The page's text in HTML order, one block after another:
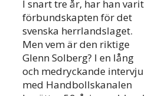
I snart tre år, har han varit
förbundskapten för det
svenska herrlandslaget.
Men vem är den riktige
Glenn Solberg? I en lång
och medryckande intervju
med Handbollskanalen